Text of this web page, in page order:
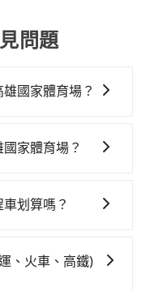
問題
國家體育場？
到23:07，台中-左
站、現場購票並於
遠近或者天候狀
抵達最終的目的
家體育場？
），最重要的是你
加收$3.2，從台中
預估為
划算嗎？
，如果在路邊攔不
車隊，如有限責任
、火車、高鐵)